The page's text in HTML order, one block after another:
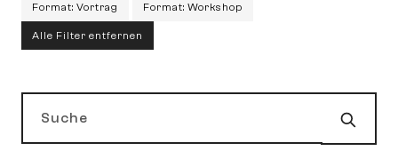
Format: Vortrag Format: Workshop
Alle Filter entfernen
Suche